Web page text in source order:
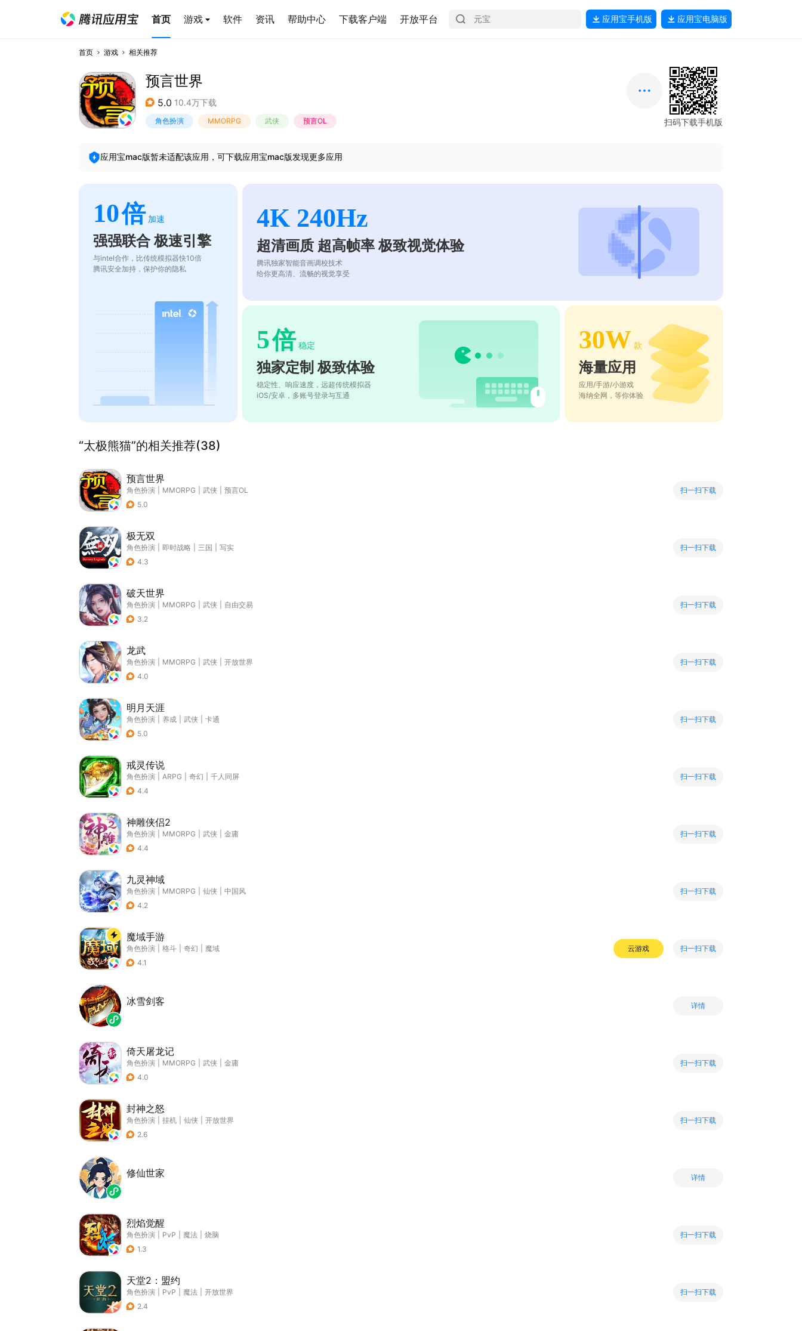
首页 游戏 软件 资讯 帮助中心 下载客户端 开放平台 应用宝手机版 应用宝电脑版
首页 游戏 相关推荐
预言世界
5.0 10.4万下载
角色扮演 MMORPG 武侠 预言OL 扫码下载手机版
应用宝mac版暂未适配该应用，可下载应用宝mac版发现更多应用
10倍 加速
强强联合 极速引擎
与intel合作，比传统模拟器快10倍
腾讯安全加持，保护你的隐私
4K 240Hz
超清画质 超高帧率 极致视觉体验
腾讯独家智能音画调校技术
给你更高清、流畅的视觉享受
5倍 稳定
独家定制 极致体验
稳定性、响应速度，远超传统模拟器
iOS/安卓，多账号登录与互通
30W 款
海量应用
应用/手游/小游戏
海纳全网，等你体验
“太极熊猫”的相关推荐(38)
预言世界
角色扮演 MMORPG 武侠
预言OL
5.0
扫一扫下载
极无双
角色扮演 即时战略 三国
写实
4.3
扫一扫下载
破天世界
角色扮演 MMORPG 武侠
自由交易
3.2
扫一扫下载
龙武
角色扮演 MMORPG 武侠
开放世界
4.0
扫一扫下载
明月天涯
角色扮演 养成 武侠
卡通
5.0
扫一扫下载
戒灵传说
角色扮演 ARPG 奇幻
千人同屏
4.4
扫一扫下载
神雕侠侣2
角色扮演 MMORPG 武侠
金庸
4.4
扫一扫下载
九灵神域
角色扮演 MMORPG 仙侠
中国风
4.2
扫一扫下载
魔域手游
角色扮演 格斗 奇幻
魔域
4.1
云游戏 扫一扫下载
冰雪剑客 详情
倚天屠龙记
角色扮演 MMORPG 武侠
金庸
4.0
扫一扫下载
封神之怒
角色扮演 挂机 仙侠
开放世界
2.6
扫一扫下载
修仙世家 详情
烈焰觉醒
角色扮演 PvP 魔法
烧脑
1.3
扫一扫下载
天堂2：盟约
角色扮演 PvP 魔法
开放世界
2.4
扫一扫下载